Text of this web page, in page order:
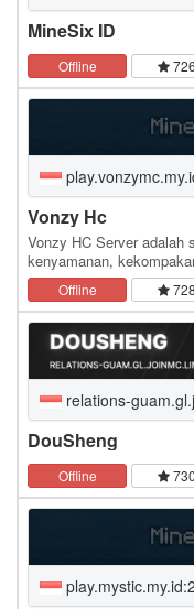
MineSix ID
Offline
Vonzy Hc
Vonzy HC Server adalah
kenyamanan,
bisa menemukan
Offline
relations-
DouSheng
Offline